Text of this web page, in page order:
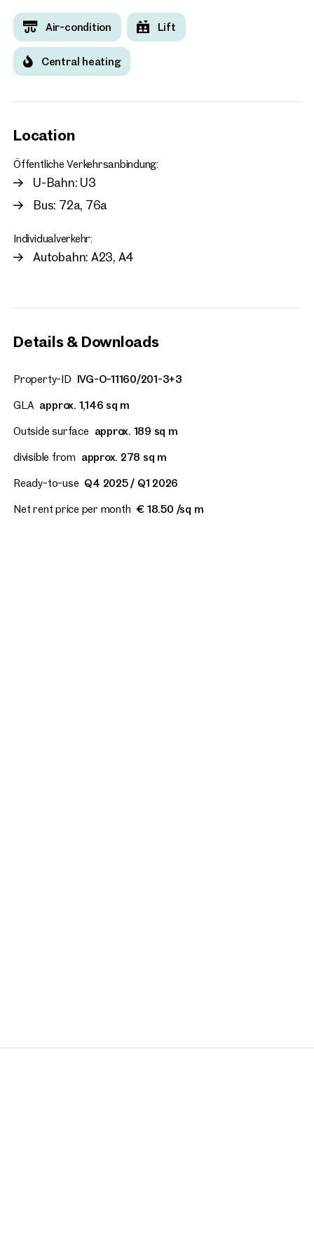
Air-condition Lift
Central heating
Location
Öffentliche Verkehrsanbindung:
U-Bahn: U3
Bus: 72a, 76a
Individualverkehr:
Autobahn: A23, A4
Details & Downloads
Property-ID IVG-O-11160/201-3+3
GLA approx. 1,146 sq m
Outside surface approx. 189 sq m
divisible from approx. 278 sq m
Ready-to-use Q4 2025 / Q1 2026
Net rent price per month € 18.50 /sq m